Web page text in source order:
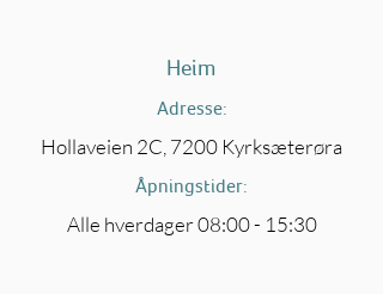
Heim
Adresse:
Hollaveien 2C, 7200 Kyrksæterøra
Åpningstider:
Alle hverdager 08:00 - 15:30